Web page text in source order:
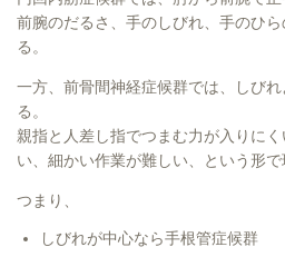
前腕のだるさ、手のしびれ、手のひ
る。
一方、前骨間神経症候群では、しび
る。
親指と人差し指でつまむ力が入りに
い、細かい作業が難しい、という形で
つまり、
しびれが中心なら手根管症候群